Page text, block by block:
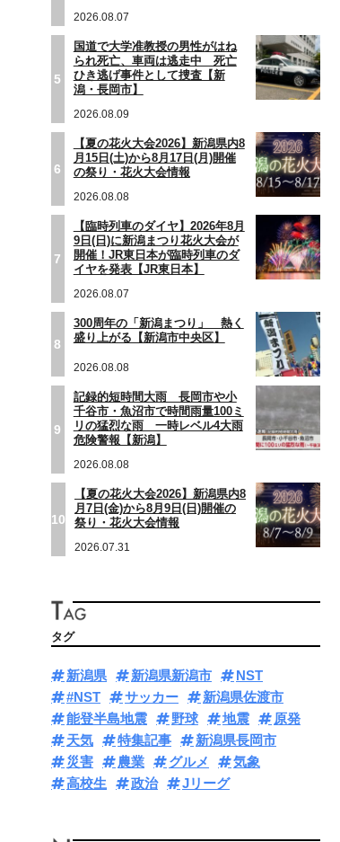
2026.08.07
5
国道で大学准教授の男性がはね
られ死亡、車両は逃走中 死亡
ひき逃げ事件として捜査【新
潟・長岡市】
2026.08.09
6
【夏の花火大会2026】新潟県内8
月15日(土)から8月17日(月)開催
の祭り・花火大会情報
2026.08.08
7
【臨時列車のダイヤ】2026年8月
9日(日)に新潟まつり花火大会が
開催！JR東日本が臨時列車のダ
イヤを発表【JR東日本】
2026.08.07
8
300周年の「新潟まつり」 熱く
盛り上がる【新潟市中央区】
2026.08.08
9
記録的短時間大雨 長岡市や小
千谷市・魚沼市で時間雨量100ミ
リの猛烈な雨 一時レベル4大雨
危険警報【新潟】
2026.08.08
10
【夏の花火大会2026】新潟県内8
月7日(金)から8月9日(日)開催の
祭り・花火大会情報
2026.07.31
タグ
新潟県 新潟県新潟市
NST
#NST
サッカー
新潟県佐渡市
能登半島地震
野球 地震
原発
天気
特集記事
新潟県長岡市
災害
農業 グルメ
気象
高校生
政治 Jリーグ